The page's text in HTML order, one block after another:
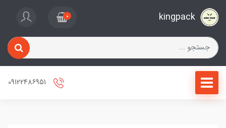
kingpack
0